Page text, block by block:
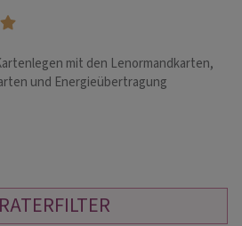
mit den Lenormandkarten,
und Energieübertragung